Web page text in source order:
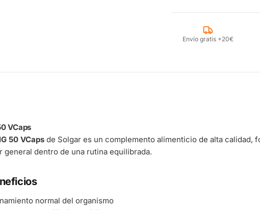
Envío gratis +20€
VCaps
50 VCaps de Solgar es un complemento alimenticio de alta calidad,
general dentro de una rutina equilibrada.
normal del organismo